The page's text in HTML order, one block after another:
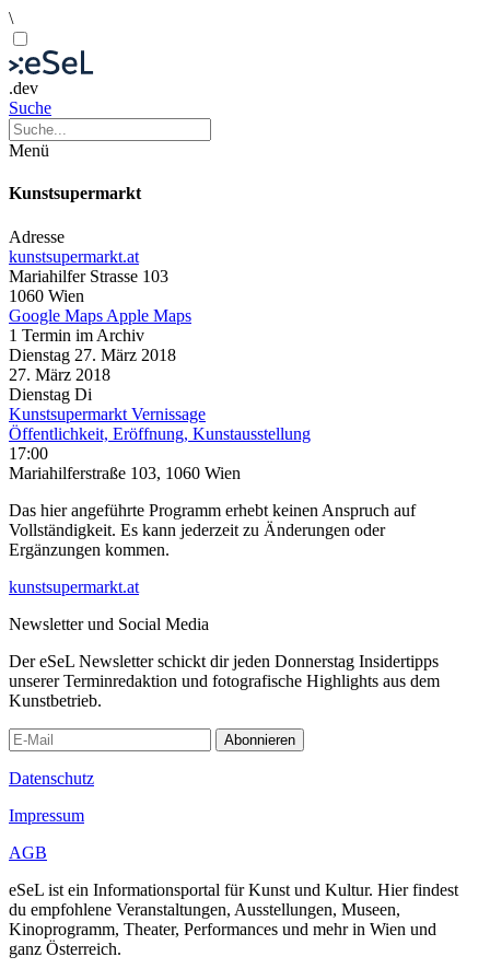
\
.dev
Suche
Menü
Kunstsupermarkt
Adresse
kunstsupermarkt.at
Mariahilfer Strasse 103
1060 Wien
Google Maps Apple Maps
1 Termin im Archiv
Dienstag 27. März 2018
27. März 2018
Dienstag Di
Kunstsupermarkt Vernissage
Öffentlichkeit, Eröffnung, Kunstausstellung
17:00
Mariahilferstraße 103, 1060 Wien
Das hier angeführte Programm erhebt keinen Anspruch auf
Vollständigkeit. Es kann jederzeit zu Änderungen oder
Ergänzungen kommen.
kunstsupermarkt.at
Newsletter und Social Media
Der eSeL Newsletter schickt dir jeden Donnerstag Insidertipps
unserer Terminredaktion und fotografische Highlights aus dem
Kunstbetrieb.
Abonnieren
Datenschutz
Impressum
AGB
eSeL ist ein Informationsportal für Kunst und Kultur. Hier findest
du empfohlene Veranstaltungen, Ausstellungen, Museen,
Kinoprogramm, Theater, Performances und mehr in Wien und
ganz Österreich.